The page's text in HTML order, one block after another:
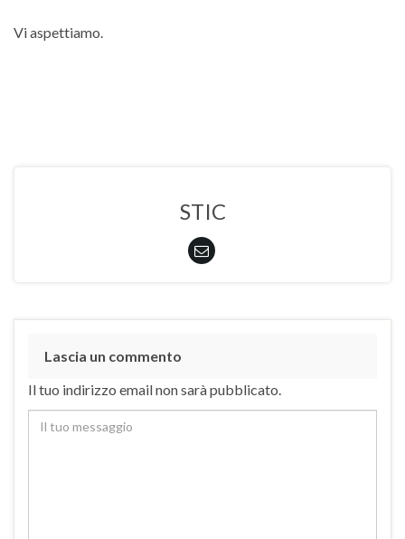
Vi aspettiamo.
STIC
Lascia un commento
Il tuo indirizzo email non sarà pubblicato.